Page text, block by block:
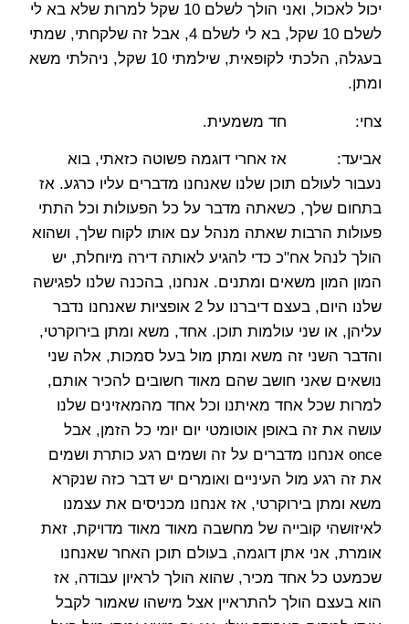
יכול לאכול, ואני הולך לשלם 10 שקל למרות שלא בא לי
לשלם 10 שקל, בא לי לשלם 4, אבל זה שלקחתי, שמתי
בעגלה, הלכתי לקופאית, שילמתי 10 שקל, ניהלתי משא
ומתן.
צחי: חד משמעית.
אביעד: אז אחרי דוגמה פשוטה כזאתי, בוא
נעבור לעולם תוכן שלנו שאנחנו מדברים עליו כרגע. אז
בתחום שלך, כשאתה מדבר על כל הפעולות וכל התתי
פעולות הרבות שאתה מנהל עם אותו לקוח שלך, ושהוא
הולך לנהל אח"כ כדי להגיע לאותה דירה מיוחלת, יש
המון המון משאים ומתנים. אנחנו, בהכנה שלנו לפגישה
שלנו היום, בעצם דיברנו על 2 אופציות שאנחנו נדבר
עליהן, או שני עולמות תוכן. אחד, משא ומתן בירוקרטי,
והדבר השני זה משא ומתן מול בעל סמכות, אלה שני
נושאים שאני חושב שהם מאוד חשובים להכיר אותם,
למרות שכל אחד מאיתנו וכל אחד מהמאזינים שלנו
עושה את זה באופן אוטומטי יום יומי כל הזמן, אבל
once אנחנו מדברים על זה ושמים רגע כותרת ושמים
את זה רגע מול העיניים ואומרים יש דבר כזה שנקרא
משא ומתן בירוקרטי, אז אנחנו מכניסים את עצמנו
לאיזושהי קובייה של מחשבה מאוד מאוד מדויקת, זאת
אומרת, אני אתן דוגמה, בעולם תוכן האחר שאנחנו
שכמעט כל אחד מכיר, שהוא הולך לראיון עבודה, אז
הוא בעצם הולך להתראיין אצל מישהו שאמור לקבל